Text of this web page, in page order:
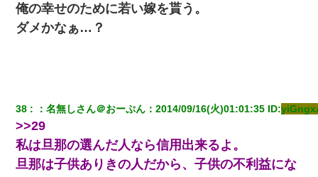
俺の幸せのために若い嫁を貰う。
ダメかなぁ…？
38 ：名無しさん＠おーぷん ：2014/09/16(火)01:01:35 ID:
>>29
私は旦那の選んだ人なら信用出来るよ。
旦那は子供ありきの人だから、子供の不利益にな